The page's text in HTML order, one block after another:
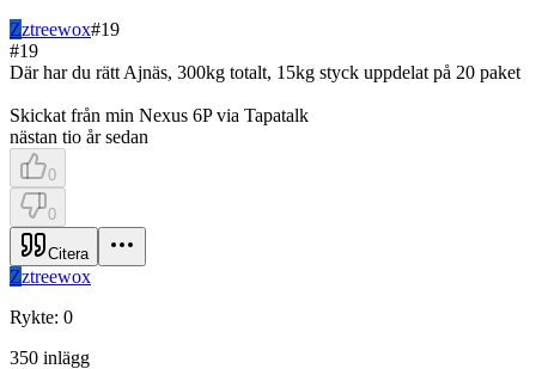
Zztreewox#19
#19
Där har du rätt Ajnäs, 300kg totalt, 15kg styck uppdelat på 20 paket
Skickat från min Nexus 6P via Tapatalk
nästan tio år sedan
0
0
Citera
Zztreewox
Rykte: 0
350 inlägg